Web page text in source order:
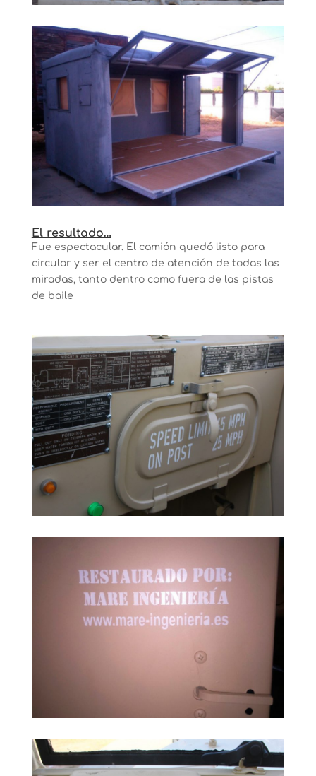
El resultado…
Fue espectacular. El camión quedó listo para
circular y ser el centro de atención de todas las
miradas, tanto dentro como fuera de las pistas
de baile